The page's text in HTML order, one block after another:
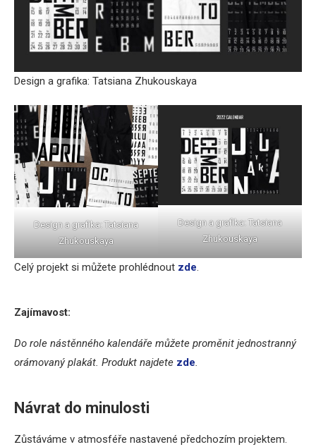
Design a grafika: Tatsiana Zhukouskaya
Design a grafika: Tatsiana
Zhukouskaya
Design a grafika: Tatsiana
Zhukouskaya
Celý projekt si můžete prohlédnout zde.
Zajímavost:
Do role nástěnného kalendáře můžete proměnit jednostranný
orámovaný plakát. Produkt najdete zde.
Návrat do minulosti
Zůstáváme v atmosféře nastavené předchozím projektem.